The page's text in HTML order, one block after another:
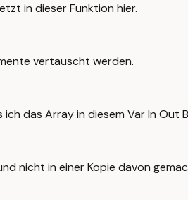
in dieser Funktion hier.
vertauscht werden.
das Array in diesem Var In Out
nicht in einer Kopie davon